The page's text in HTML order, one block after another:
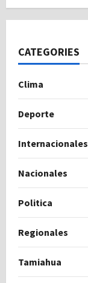
CATEGORIES
Clima
Deporte
Internacionales
Nacionales
Politica
Regionales
Tamiahua